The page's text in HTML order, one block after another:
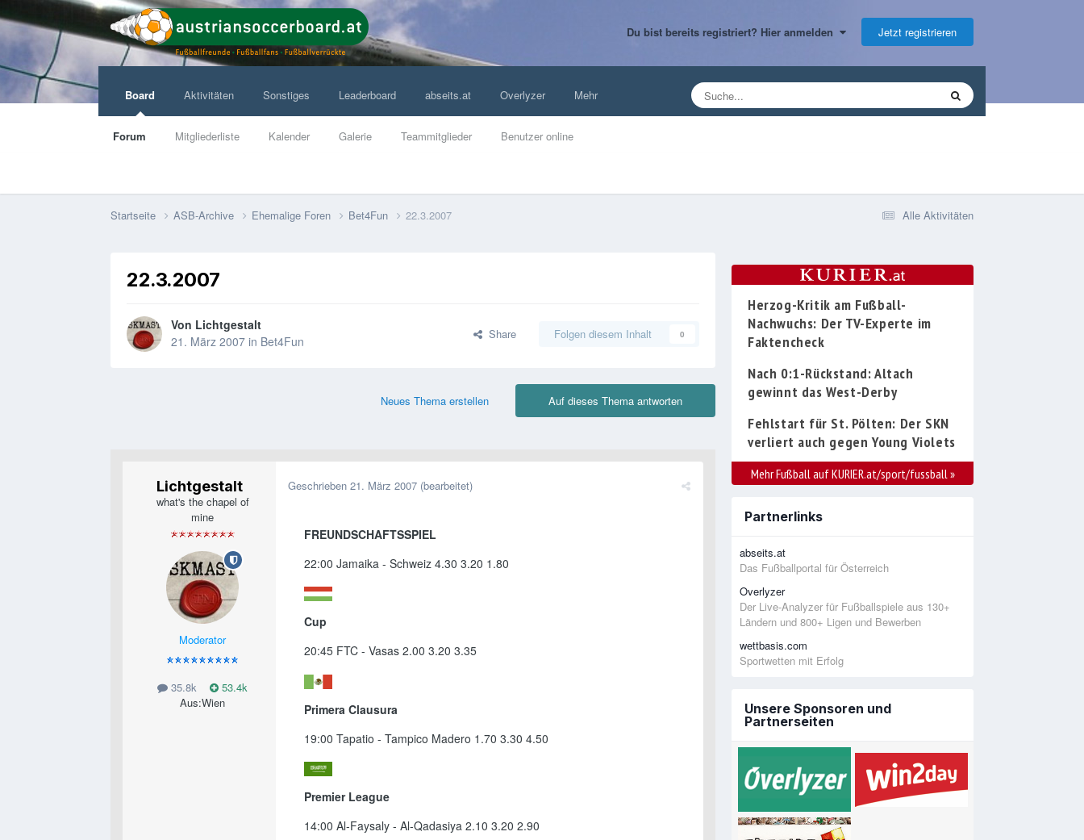
Du bist bereits registriert? Hier anmelden Jetzt registrieren
Board
Forum Mitgliederliste Kalender Galerie Teammitglieder Benutzer online
Aktivitäten Sonstiges Leaderboard abseits.at Overlyzer Mehr
Alle Aktivitäten
Startseite ASB-Archive Ehemalige Foren Bet4Fun 22.3.2007
22.3.2007
Von Lichtgestalt
21. März 2007 in Bet4Fun Share Folgen diesem Inhalt 0
Auf dieses Thema antworten
Neues Thema erstellen
Lichtgestalt
what's the chapel of
mine
Moderator
35.8k
53.4k
Aus:Wien
Geschrieben 21. März 2007 (bearbeitet)
FREUNDSCHAFTSSPIEL
22:00 Jamaika - Schweiz 4.30 3.20 1.80
Cup
20:45 FTC - Vasas 2.00 3.20 3.35
Primera Clausura
19:00 Tapatio - Tampico Madero 1.70 3.30 4.50
Premier League
14:00 Al-Faysaly - Al-Qadasiya 2.10 3.20 2.90
Herzog-Kritik am Fußball-
Nachwuchs: Der TV-Experte im
Faktencheck
Nach 0:1-Rückstand: Altach
gewinnt das West-Derby
Fehlstart für St. Pölten: Der SKN
verliert auch gegen Young Violets
Mehr Fußball auf KURIER.at/sport/fussball »
Partnerlinks
abseits.at
Das Fußballportal für Österreich
Overlyzer
Der Live-Analyzer für Fußballspiele aus 130+
Ländern und 800+ Ligen und Bewerben
wettbasis.com
Sportwetten mit Erfolg
Unsere Sponsoren und
Partnerseiten